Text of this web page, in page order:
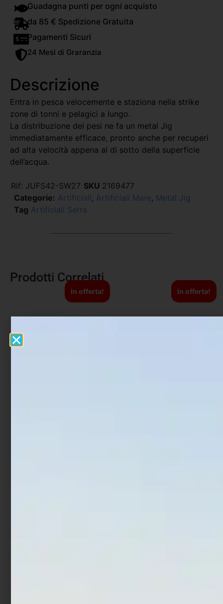
Guadagna punti per ogni acquisto
da 85 € Spedizione Gratuita
Pagamenti Sicuri
24 Mesi di Graranzia
Descrizione
Entra in pesca velocemente e staziona nella strike
zone di tonni e pelagici a lungo.
La distribuzione dei pesi ne fa un metal Jig
immediatamente efficace, pronto anche per recuperi
ad alta velocità appena al di sotto della superficie
dell’acqua.
Rif: JUFS42-SW27 SKU 2169477
Categorie: Artificiali , Artificiali Mare, Metal Jig
Tag Artificiali Serra
Prodotti Correlati
In offerta! In offerta!